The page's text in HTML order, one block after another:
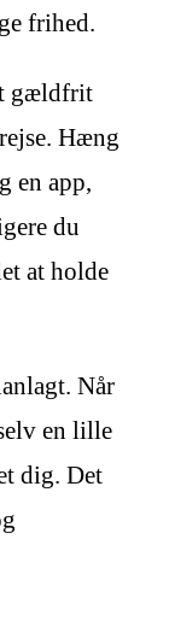
frihed.
gældfrit
Hæng
en app,
du
at holde
Når
en lille
dig. Det